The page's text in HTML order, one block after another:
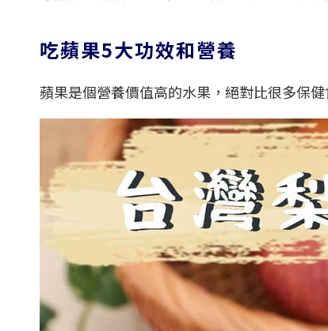
吃蘋果5大功效和營養
蘋果是個營養價值高的水果，絕對比很多保